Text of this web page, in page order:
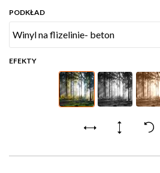
PODKŁAD
EFEKTY